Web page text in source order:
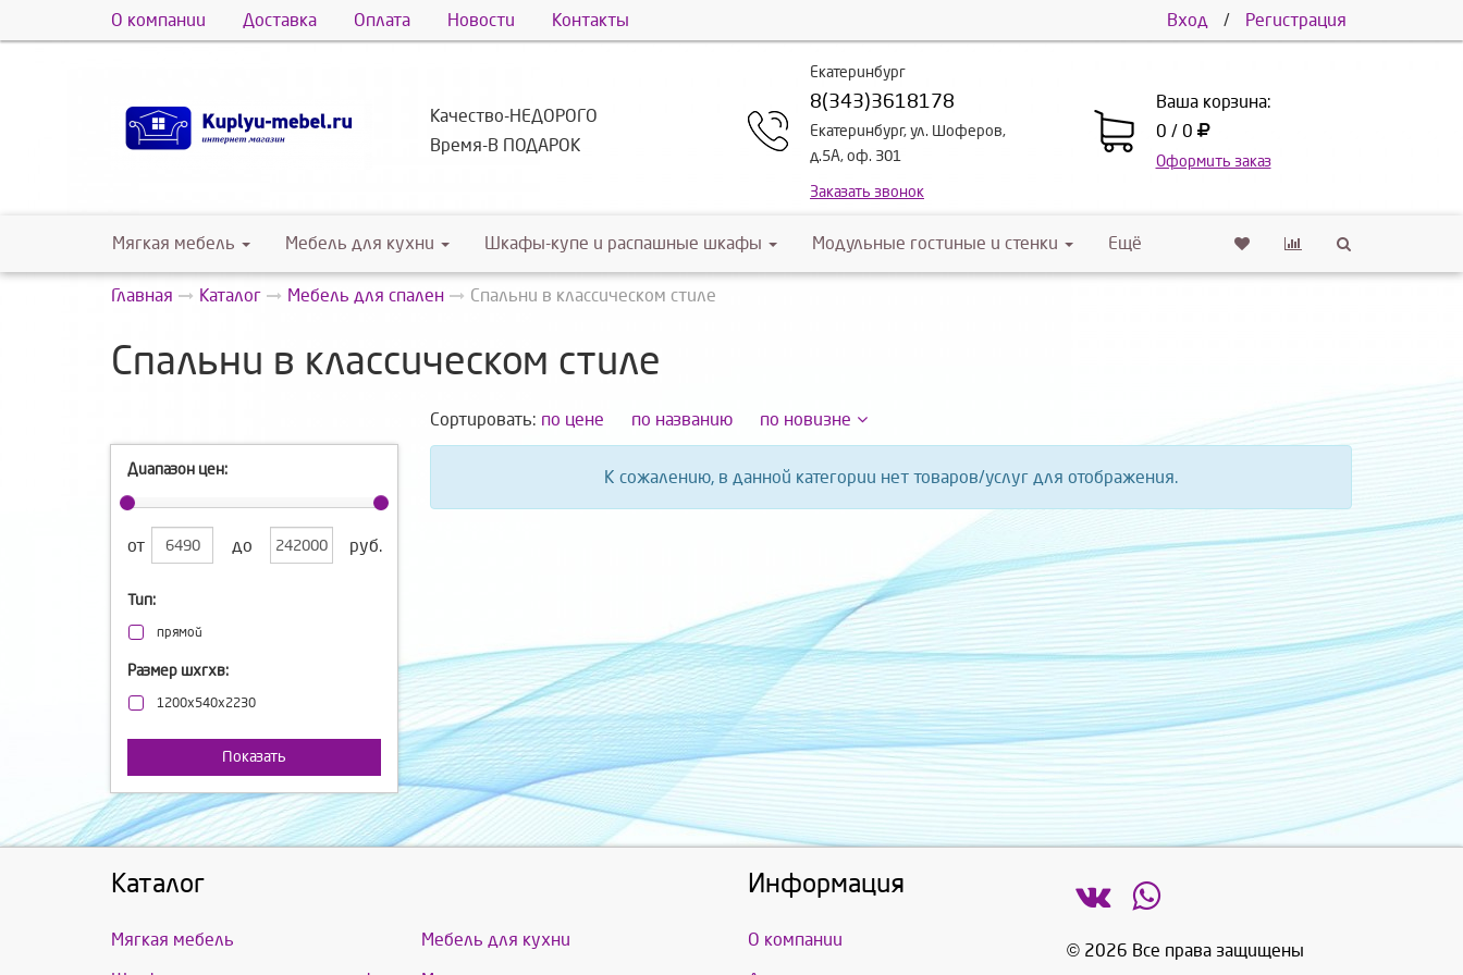
О компании Доставка Оплата Новости Контакты Вход / Регистрация
Качество-НЕДОРОГО
Время-В ПОДАРОК
Екатеринбург
8(343)3618178
Екатеринбург, ул. Шоферов,
д.5А, оф. 301
Заказать звонок
Ваша корзина:
0 / 0
Оформить заказ
Мягкая мебель Мебель для кухни Шкафы-купе и распашные шкафы Модульные гостиные и стенки Ещё
Главная Каталог Мебель для спален Спальни в классическом стиле
Спальни в классическом стиле
Сортировать: по цене по названию по новизне
Диапазон цен:
от до руб.
Тип:
прямой
Размер шхгхв:
1200х540х2230
Показать
К сожалению, в данной категории нет товаров/услуг для отображения.
Каталог
Мягкая мебель Мебель для кухни
Информация
О компании
© 2026 Все права защищены